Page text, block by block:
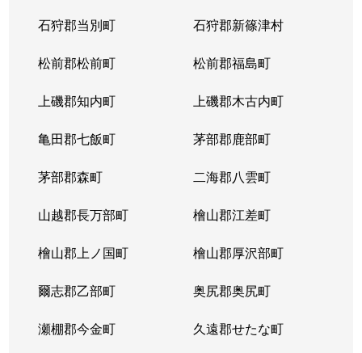
石狩郡当別町 石狩郡新篠津村
松前郡松前町 松前郡福島町
上磯郡知内町 上磯郡木古内町
亀田郡七飯町 茅部郡鹿部町
茅部郡森町 二海郡八雲町
山越郡長万部町 檜山郡江差町
檜山郡上ノ国町 檜山郡厚沢部町
爾志郡乙部町 奥尻郡奥尻町
瀬棚郡今金町 久遠郡せたな町